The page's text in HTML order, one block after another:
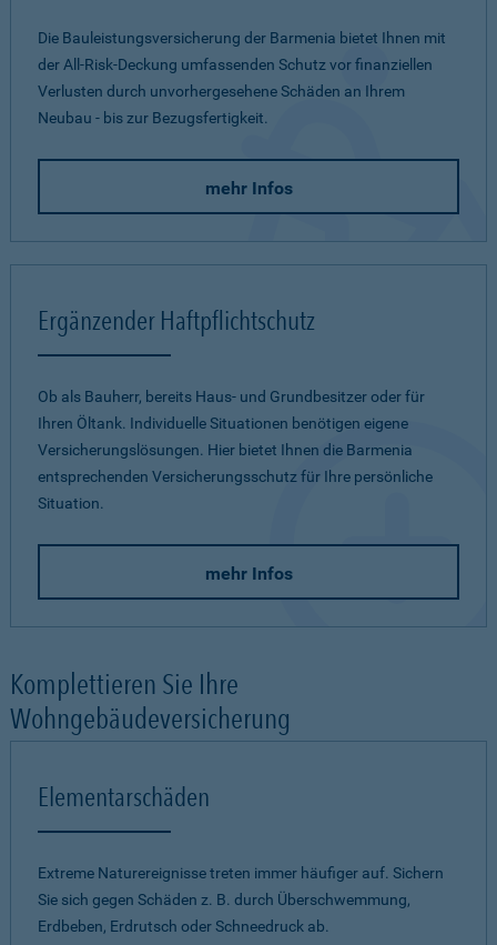
Die Bauleistungsversicherung der Barmenia bietet Ihnen mit
der All-Risk-Deckung umfassenden Schutz vor finanziellen
Verlusten durch unvorhergesehene Schäden an Ihrem
Neubau - bis zur Bezugsfertigkeit.
mehr Infos
Ergänzender Haftpflichtschutz
Ob als Bauherr, bereits Haus- und Grundbesitzer oder für
Ihren Öltank. Individuelle Situationen benötigen eigene
Versicherungslösungen. Hier bietet Ihnen die Barmenia
entsprechenden Versicherungsschutz für Ihre persönliche
Situation.
mehr Infos
Komplettieren Sie Ihre
Wohngebäudeversicherung
Elementarschäden
Extreme Naturereignisse treten immer häufiger auf. Sichern
Sie sich gegen Schäden z. B. durch Überschwemmung,
Erdbeben, Erdrutsch oder Schneedruck ab.